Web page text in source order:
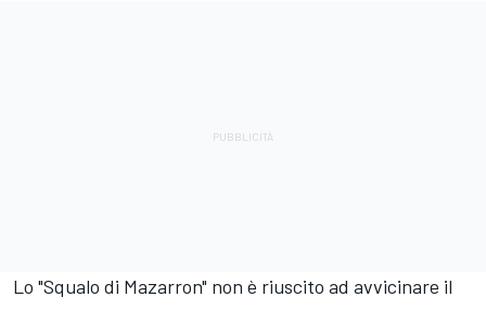
Lo "Squalo di Mazarron" non è riuscito ad avvicinare il